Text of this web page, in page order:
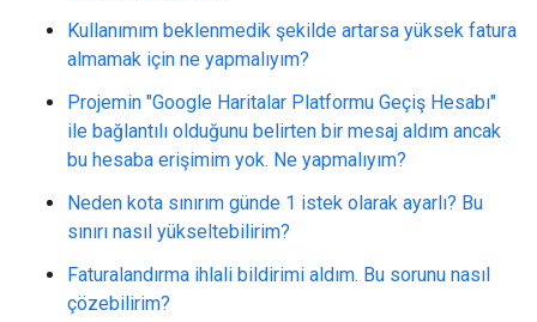
Kullanımım beklenmedik şekilde artarsa yüksek fatura
almamak için ne yapmalıyım?
Projemin "Google Haritalar Platformu Geçiş Hesabı"
ile bağlantılı olduğunu belirten bir mesaj aldım ancak
bu hesaba erişimim yok. Ne yapmalıyım?
Neden kota sınırım günde 1 istek olarak ayarlı? Bu
sınırı nasıl yükseltebilirim?
Faturalandırma ihlali bildirimi aldım. Bu sorunu nasıl
çözebilirim?